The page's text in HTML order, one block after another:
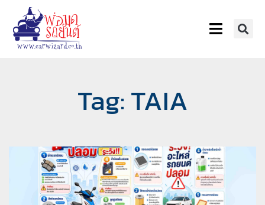
Tag: TAIA